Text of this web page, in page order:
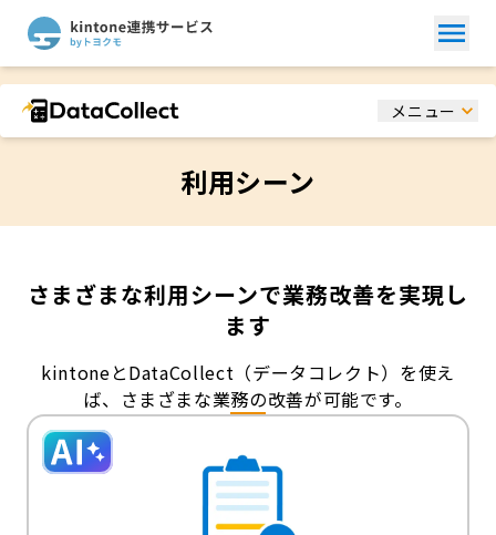
メニュー
利用シーン
さまざまな利用シーンで業務改善を実現し
ます
kintoneとDataCollect（データコレクト）を使え
ば、さまざまな業務の改善が可能です。